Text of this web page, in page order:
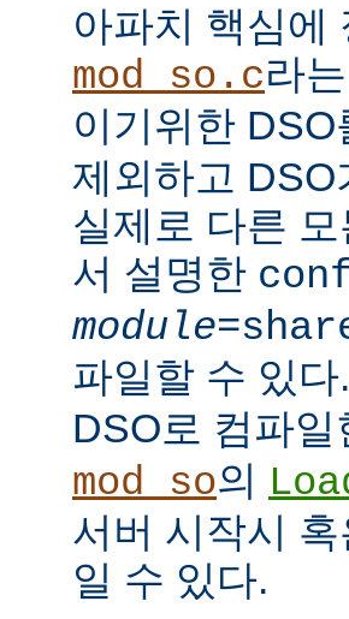
아파치 핵심에
mod_so.c라
이기위한
제외하고
실제로 다른
서 설명한
module
파일할 수 있
DSO로 컴파일
mod_so의
서버 시작시
일 수 있다.